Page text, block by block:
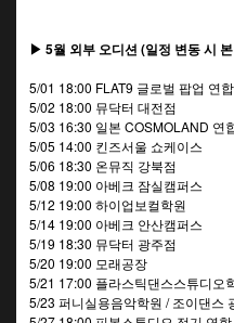
▶ 5월 외부 오디션 (일정 변동 시
5/01 18:00 FLAT9 글로벌 팝업 연
5/02 18:00 뮤닥터 대전점
5/03 16:30 일본 COSMOLAND 연
5/05 14:00 킨즈서울 쇼케이스
5/06 18:30 온뮤직 강북점
5/08 19:00 아베크 잠실캠퍼스
5/12 19:00 하이업보컬학원
5/14 19:00 아베크 안산캠퍼스
5/19 18:30 뮤닥터 광주점
5/20 19:00 모래공장
5/21 17:00 플라스틱댄스스튜디오
5/23 퍼니실용음악학원 / 조이댄스